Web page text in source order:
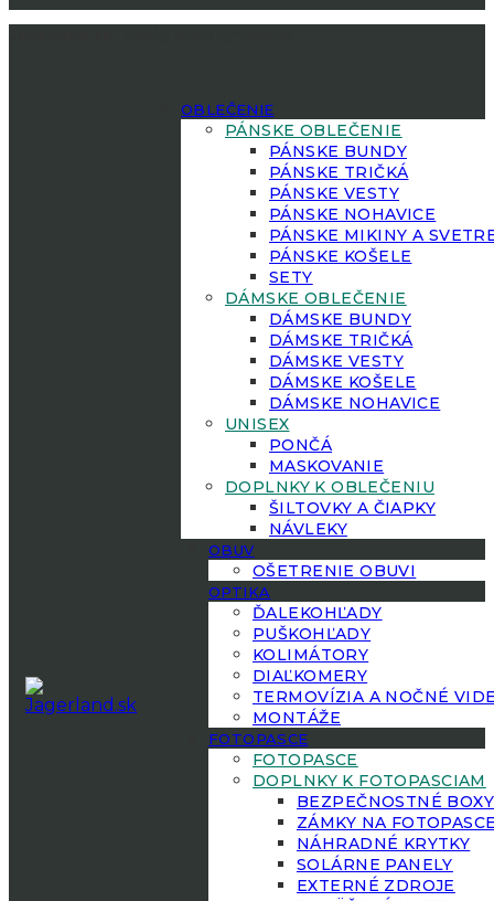
OBLEČENIE
PÁNSKE OBLEČENIE
PÁNSKE BUNDY
PÁNSKE TRIČKÁ
PÁNSKE VESTY
PÁNSKE NOHAVICE
PÁNSKE MIKINY A
PÁNSKE KOŠELE
SETY
DÁMSKE OBLEČENIE
DÁMSKE BUNDY
DÁMSKE TRIČKÁ
DÁMSKE VESTY
DÁMSKE KOŠELE
DÁMSKE NOHAVICE
UNISEX
PONČÁ
MASKOVANIE
DOPLNKY K OBLEČENIU
ŠILTOVKY A ČIAPKY
NÁVLEKY
OBUV
OŠETRENIE OBUVI
OPTIKA
ĎALEKOHĽADY
PUŠKOHĽADY
KOLIMÁTORY
DIAĽKOMERY
TERMOVÍZIA A NOČNÉ
MONTÁŽE
FOTOPASCE
FOTOPASCE
DOPLNKY K FOTOPASCIAM
BEZPEČNOSTNÉ BOXY
ZÁMKY NA
NÁHRADNÉ KRYTKY
SOLÁRNE PANELY
EXTERNÉ ZDROJE